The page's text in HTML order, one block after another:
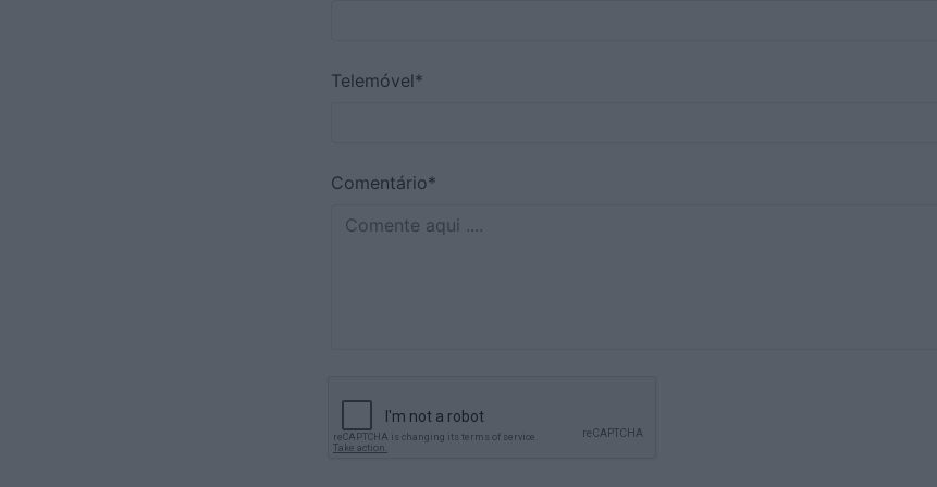
Telemóvel*
Comentário*